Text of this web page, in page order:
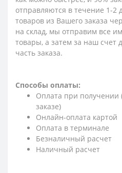
отправляются в течение 1-2
товаров из Вашего заказа
на склад, мы отправим все
товары, а затем за наш
часть заказа.
Способы оплаты:
Оплата при получении
заказе)
Онлайн-оплата картой
Оплата в терминале
Безналичный расчет
Наличный расчет